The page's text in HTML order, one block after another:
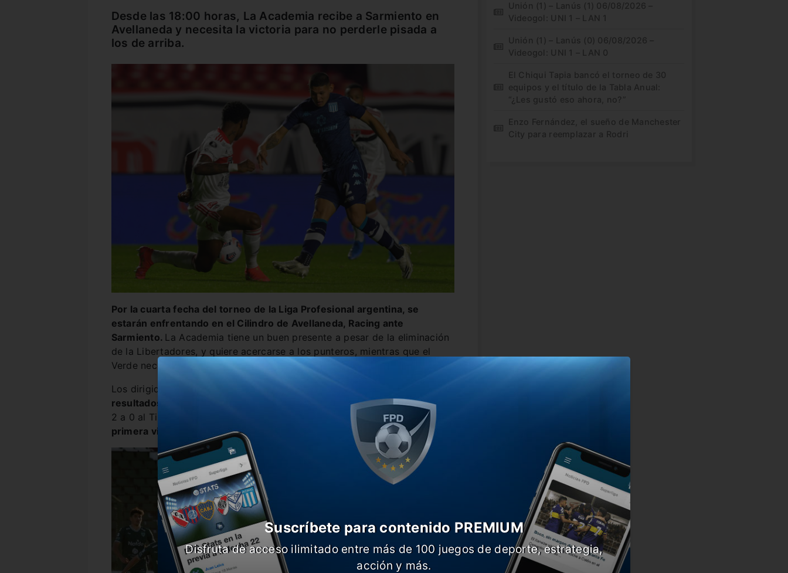
Desde las 18:00 horas, La Academia recibe a Sarmiento en
Avellaneda y necesita la victoria para no perderle pisada a
los de arriba.
Por la cuarta fecha del torneo de la Liga Profesional argentina, se
estarán enfrentando en el Cilindro de Avellaneda, Racing ante
Sarmiento. La Academia tiene un buen presente a pesar de la eliminación
de la Libertadores, y quiere acercarse a los punteros, mientras que el
Verde necesita los puntos para sumar en los promedios.
Los dirigidos por Pizzi
resultados
, lo que ayuda a trabajar mejor. En la última jornada vencieron
2 a 0 al Tiburón. Por el otro lado,
Sarmiento viene de conseguir su
primera victoria
en el torneo, 1 a 0 ante Platense.
Unión (1) – Lanús (1) 06/08/2026 –
Videogol: UNI 1 – LAN 1
Unión (1) – Lanús (0) 06/08/2026 –
Videogol: UNI 1 – LAN 0
El Chiqui Tapia bancó el torneo de 30
equipos y el título de la Tabla Anual:
“¿Les gustó eso ahora, no?”
Enzo Fernández, el sueño de Manchester
City para reemplazar a Rodri
Suscríbete para contenido PREMIUM
Disfruta de acceso ilimitado entre más de 100 juegos de deporte, estrategia,
acción y más.